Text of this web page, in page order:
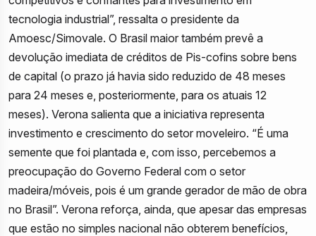
tecnologia industrial”, ressalta o presidente da
Amoesc/Simovale. O Brasil maior também prevê a
devolução imediata de créditos de Pis-cofins sobre bens
de capital (o prazo já havia sido reduzido de 48 meses
para 24 meses e, posteriormente, para os atuais 12
meses). Verona salienta que a iniciativa representa
investimento e crescimento do setor moveleiro. “É uma
semente que foi plantada e, com isso, percebemos a
preocupação do Governo Federal com o setor
madeira/móveis, pois é um grande gerador de mão de obra
no Brasil”. Verona reforça, ainda, que apesar das empresas
que estão no simples nacional não obterem benefícios,